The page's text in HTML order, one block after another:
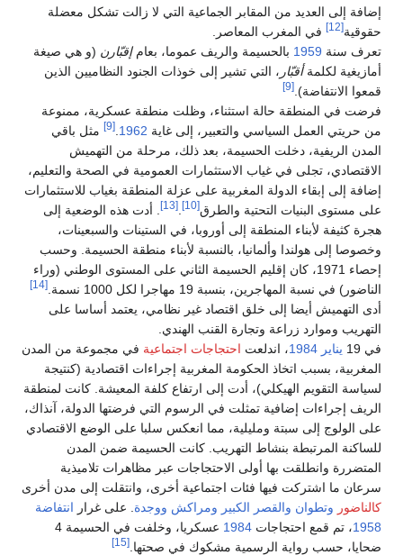
إضافة إلى العديد من المقابر الجماعية التي لا زالت تشكل معضلة
حقوقية[12]
في المغرب المعاصر.
تعرف سنة 1959 بالحسيمة والريف عموما، بعامإقبّارن (و هي صيغة
أمازيغية لكلمةأقبّار ، التي تشير إلى خوذات الجنود النظاميين الذين
قمعوا الانتفاضة). [9]
فرضت في المنطقة حالة استثناء، وظلت منطقة عسكرية، ممنوعة
من حريتي العمل السياسي والتعبير، إلى غاية 1962
[9]
مثل باقي
المدن الريفية، دخلت الحسيمة، بعد ذلك، مرحلة من التهميش
الاقتصادي، تجلى في غياب الاستثمارات العمومية في الصحة والتعليم،
إضافة إلى إبقاء الدولة المغربية على عزلة المنطقة بغياب للاستثمارات
على مستوى البنيات التحتية والطرق[10]
[13]
. أدت هذه الوضعية إلى
هجرة كثيفة لأبناء المنطقة إلى أوروبا، في الستينات والسبعينات،
وخصوصا إلى هولندا وألمانيا، بالنسبة لأبناء منطقة الحسيمة. وحسب
إحصاء 1971، كان إقليم الحسيمة الثاني على المستوى الوطني (وراء
الناضور) في نسبة المهاجرين، بنسبة 19 مهاجرا لكل 1000 نسمة.
[14]
أدى التهميش أيضا إلى خلق اقتصاد غير نظامي، يعتمد أساسا على
التهريب وموارد زراعة وتجارة القنب الهندي.
في 19
يناير 1984، اندلعت احتجاجات اجتماعية في مجموعة من المدن
المغربية، بسبب اتخاذ الحكومة المغربية إجراءات اقتصادية (كنتيجة
لسياسة التقويم الهيكلي)، أدت إلى ارتفاع كلفة المعيشة. كانت لمنطقة
الريف إجراءات إضافية تمثلت في الرسوم التي فرضتها الدولة، آنذاك،
على الولوج إلى سبتة ومليلية، مما انعكس سلبا على الوضع الاقتصادي
للساكنة المرتبطة بنشاط التهريب. كانت الحسيمة ضمن المدن
المتضررة وانطلقت بها أولى الاحتجاجات عبر مظاهرات تلاميذية
سرعان ما اشتركت فيها فئات اجتماعية أخرى، وانتقلت إلى مدن أخرى
كالناضور وتطوان والقصر الكبير ومراكش ووجدة . على غرار انتفاضة
1958، تم قمع احتجاجات 1984
عسكريا، وخلفت في الحسيمة 4
ضحايا، حسب رواية الرسمية مشكوك في صحتها. [15]